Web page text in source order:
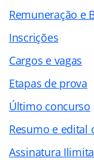
Remuneração e
Inscrições
Cargos e vagas
Etapas de prova
Último concurso
Resumo e edital
Assinatura